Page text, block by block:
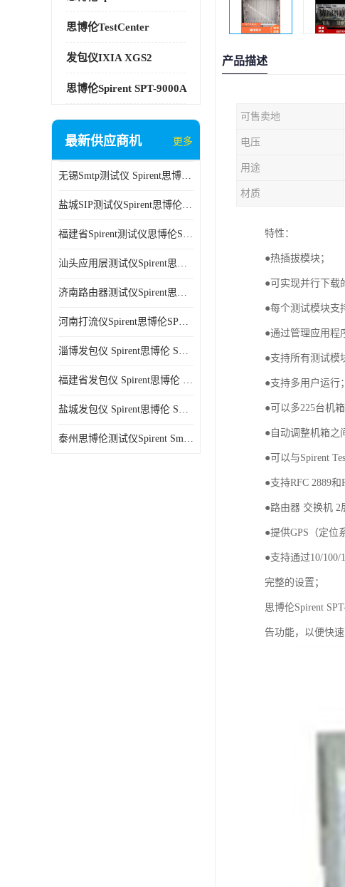
思博伦TestCenter
发包仪IXIA XGS2
思博伦Spirent SPT-9000A
最新供应商机 更多
无锡Smtp测试仪 Spirent思博伦 C100 方便用户进行测试
盐城SIP测试仪Spirent思博伦SPT-2U 可扩展性较强 高速数据传输
福建省Spirent测试仪思博伦SPT-2U 能够快速上手 方便用户进行测试
汕头应用层测试仪Spirent思博伦SPT-2U 提高测试效率 适用于多种行业
济南路由器测试仪Spirent思博伦SPT-2U 用户界面友好 多种测试功能
河南打流仪Spirent思博伦SPT-2U 操作简单 灵活的测试方案
淄博发包仪 Spirent思博伦 SmartBits 600B 高速数据传输
福建省发包仪 Spirent思博伦 SmartBits 600B 可以支持多种通信技术
盐城发包仪 Spirent思博伦 SmartBits 600B 可配置多个单端测试模块
泰州思博伦测试仪Spirent SmartBits 600B 灵活的测试方案
产品描述
可售卖地
电压
用途
材质
特性：
●热插拔模块；
●可实现并行下载
●每个测试模块支
●通过管理应用程
●支持所有测试模
●支持多用户运行；
●可以多225台机
●自动调整机箱之
●可以与Spirent
●支持RFC 2889
●路由器 交换机 2
●提供GPS（定位
●支持通过10/
完整的设置；
思博伦Spirent
告功能，以便快